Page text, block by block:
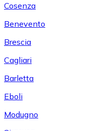
Cosenza
Benevento
Brescia
Cagliari
Barletta
Eboli
Modugno